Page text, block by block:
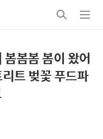
검
색
메
뉴
봄봄 봄이 왔어
트 벚꽃 푸드파